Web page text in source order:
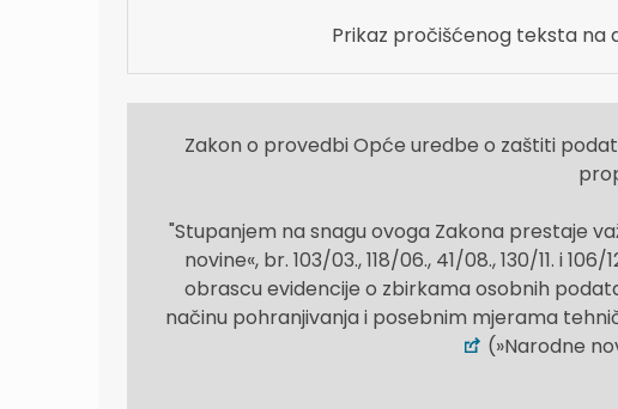
Prikaz pročišćenog teksta na
Zakon o provedbi Opće uredbe o zaštiti
"Stupanjem na snagu ovoga Zakona prestaje
novine«, br. 103/03., 118/06., 41/08., 130/11. i
obrascu evidencije o zbirkama osobnih
načinu pohranjivanja i posebnim mjerama
(»Narodne